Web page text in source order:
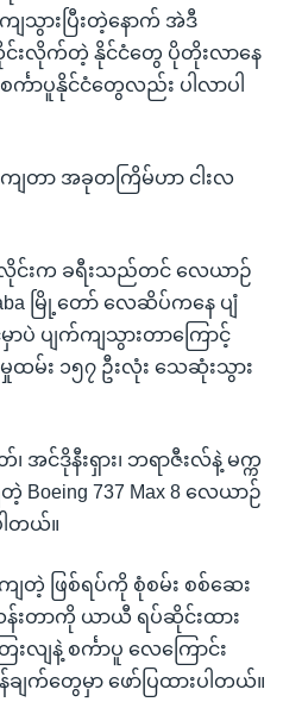
သွားပြီးတဲ့နောက် အဲဒီ
းလိုက်တဲ့ နိုင်ငံတွေ ပိုတိုးလာနေ
င်္ကာပူနိုင်ငံတွေလည်း ပါလာပါ
ျတာ အခုတကြိမ်ဟာ ငါးလ
လိုင်းက ခရီးသည်တင် လေယာဉ်
မြို့တော် လေဆိပ်ကနေ ပျံ
ပဲ ပျက်ကျသွားတာကြောင့်
မ်း ၁၅၇ ဦးလုံး သေဆုံးသွား
အင်ဒိုနီးရှား၊ ဘရာဇီးလ်နဲ့ မက္က
737 Max 8 လေယာဉ်
တယ်။
တဲ့ ဖြစ်ရပ်ကို စုံစမ်း စစ်ဆေး
န်းတာကို ယာယီ ရပ်ဆိုင်းထား
ျနဲ့ စင်္ကာပူ လေကြောင်း
က်တွေမှာ ဖော်ပြထားပါတယ်။